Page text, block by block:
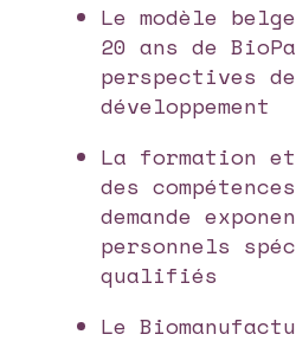
Le modèle
20 ans de
perspectives de
développement
La formation
des
demande
personnels
qualifiés
Le